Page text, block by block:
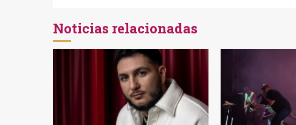
Noticias relacionadas